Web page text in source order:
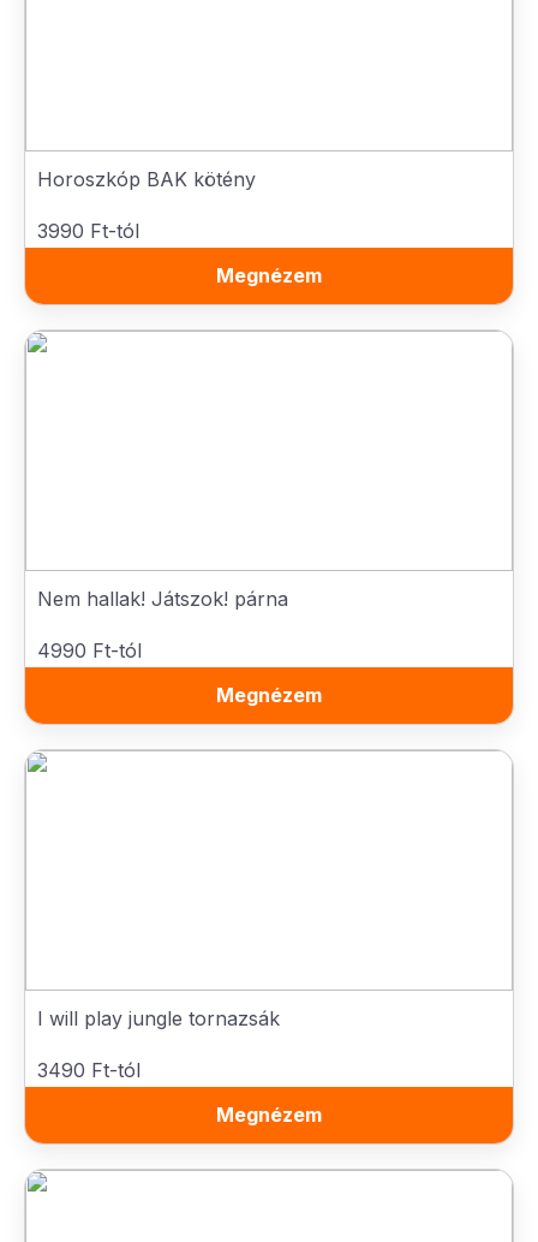
Horoszkóp BAK kötény
3990 Ft-tól
Megnézem
Nem hallak! Játszok! párna
4990 Ft-tól
Megnézem
I will play jungle tornazsák
3490 Ft-tól
Megnézem